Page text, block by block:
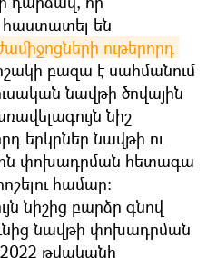
հաստատել են
ութերորդ
բազա է սահմանում
նավթի ծովային
նիշ
երկրներ նավթի ու
փոխադրման հետագա
համար։
նիշից բարձր գնով
նավթի փոխադրման
2022 թվականի